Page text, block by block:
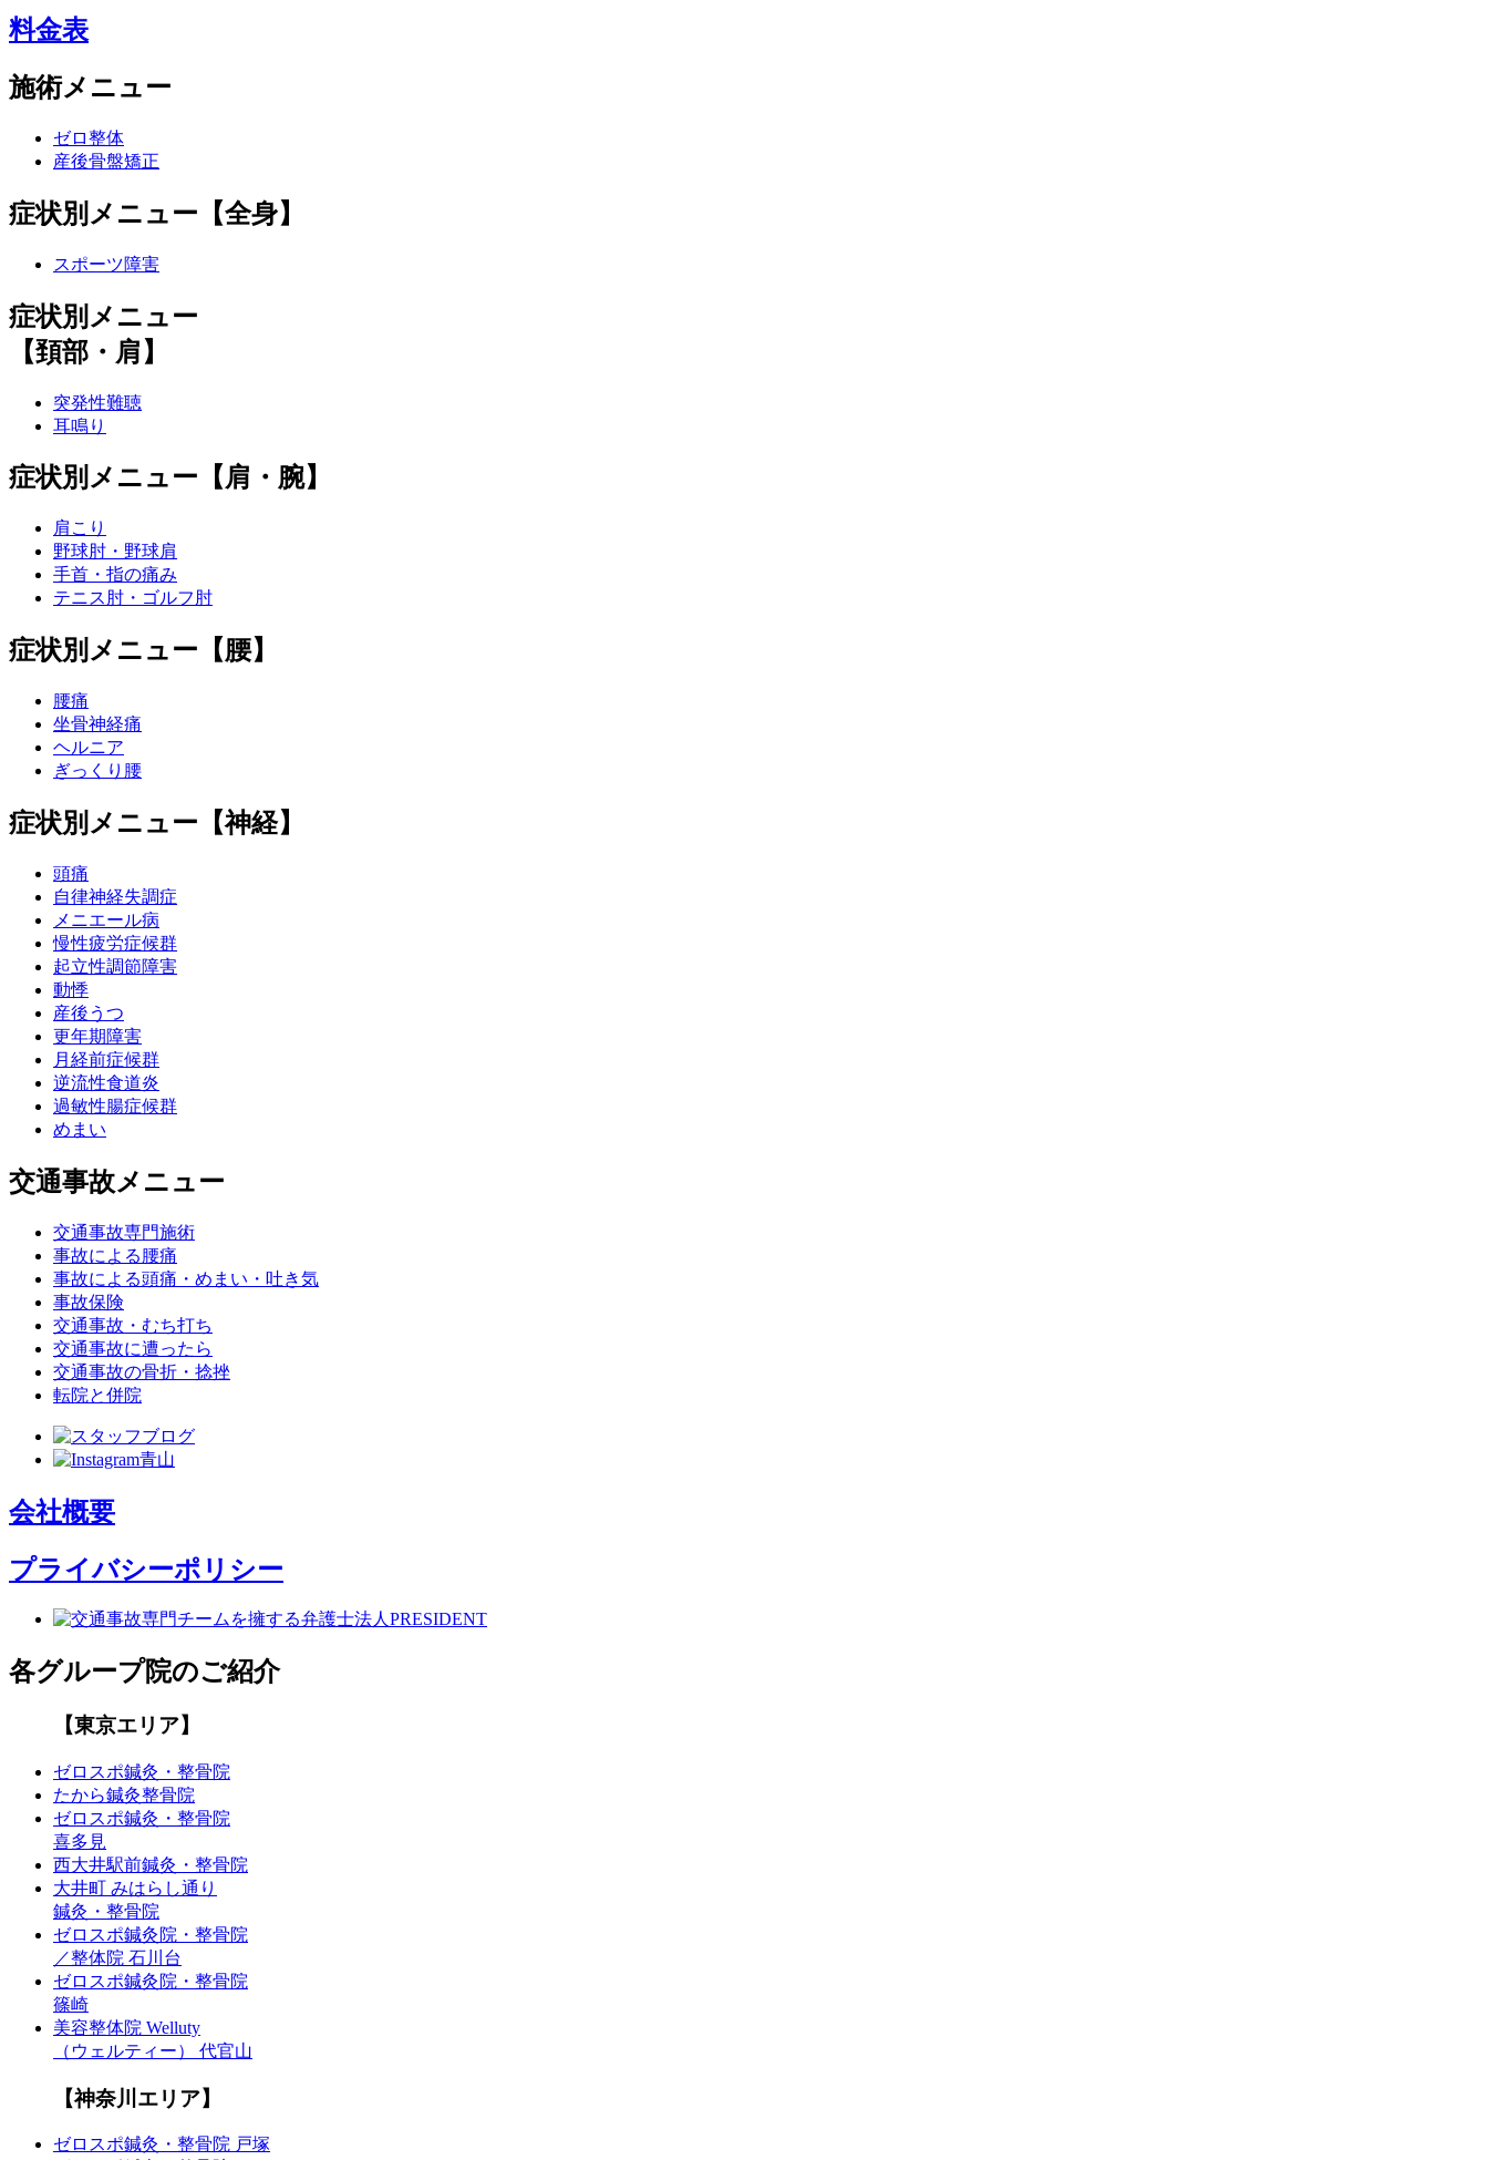
料金表
施術メニュー
ゼロ整体
産後骨盤矯正
症状別メニュー【全身】
スポーツ障害
症状別メニュー
【頚部・肩】
突発性難聴
耳鳴り
症状別メニュー【肩・腕】
肩こり
野球肘・野球肩
手首・指の痛み
テニス肘・ゴルフ肘
症状別メニュー【腰】
腰痛
坐骨神経痛
ヘルニア
ぎっくり腰
症状別メニュー【神経】
頭痛
自律神経失調症
メニエール病
慢性疲労症候群
起立性調節障害
動悸
産後うつ
更年期障害
月経前症候群
逆流性食道炎
過敏性腸症候群
めまい
交通事故メニュー
交通事故専門施術
事故による腰痛
事故による頭痛・めまい・吐き気
事故保険
交通事故・むち打ち
交通事故に遭ったら
交通事故の骨折・捻挫
転院と併院
会社概要
プライバシーポリシー
各グループ院のご紹介
【東京エリア】
ゼロスポ鍼灸・整骨院
たから鍼灸整骨院
ゼロスポ鍼灸・整骨院
喜多見
西大井駅前鍼灸・整骨院
大井町 みはらし通り
鍼灸・整骨院
ゼロスポ鍼灸院・整骨院
／整体院 石川台
ゼロスポ鍼灸院・整骨院
篠崎
美容整体院 Welluty
（ウェルティー） 代官山
【神奈川エリア】
ゼロスポ鍼灸・整骨院 戸塚